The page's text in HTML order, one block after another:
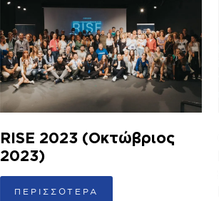
RISE 2023 (Οκτώβριος
2023)
ΠΕΡΙΣΣΟΤΕΡΑ